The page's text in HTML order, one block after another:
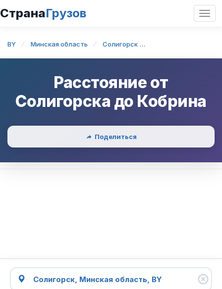
СтранаГрузов
BY Минская область Солигорск
Расстояние от
Солигорска до Кобрина
Поделиться